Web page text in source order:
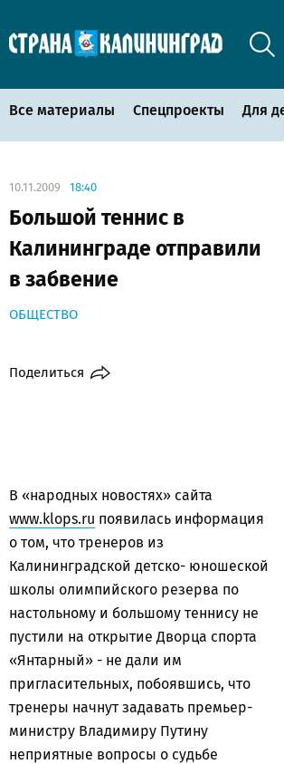
Все материалы Спецпроекты Для
10.11.2009 18:40
Большой теннис в
Калининграде отправили
в забвение
ОБЩЕСТВО
Поделиться
В «народных новостях» сайта
www.klops.ru появилась информация
о том, что тренеров из
Калининградской детско- юношеской
школы олимпийского резерва по
настольному и большому теннису не
пустили на открытие Дворца спорта
«Янтарный» - не дали им
пригласительных, побоявшись, что
тренеры начнут задавать премьер-
министру Владимиру Путину
неприятные вопросы о судьбе